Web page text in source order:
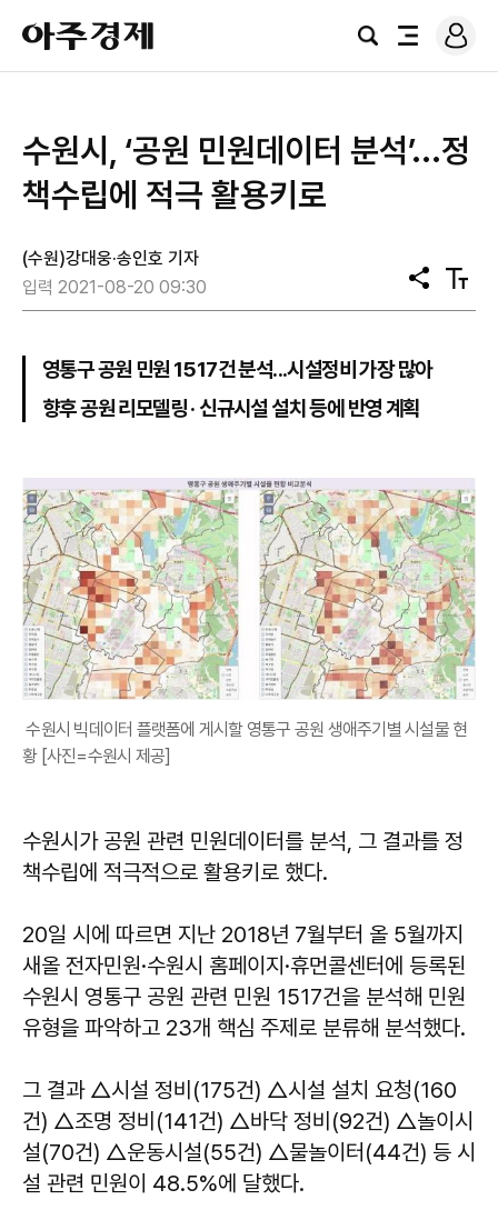
아
주
경
검
전
로
그
수원시, ‘공원 민원데이터 분석’...정
책수립에 적극 활용키로
(수원)강대웅·송인호 기자
입력 2021-08-20 09:30
공
유
텍
스
영통구 공원 민원 1517건 분석...시설정비 가장 많아
향후 공원 리모델링 · 신규시설 설치 등에 반영 계획
수원시 빅데이터 플랫폼에 게시할 영통구 공원 생애주기별 시설물 현
황 [사진=수원시 제공]
수원시가 공원 관련 민원데이터를 분석, 그 결과를 정
책수립에 적극적으로 활용키로 했다.
20일 시에 따르면 지난 2018년 7월부터 올 5월까지
새올 전자민원·수원시 홈페이지·휴먼콜센터에 등록된
수원시 영통구 공원 관련 민원 1517건을 분석해 민원
유형을 파악하고 23개 핵심 주제로 분류해 분석했다.
그 결과 △시설 정비(175건) △시설 설치 요청(160
건) △조명 정비(141건) △바닥 정비(92건) △놀이시
설(70건) △운동시설(55건) △물놀이터(44건) 등 시
설 관련 민원이 48.5%에 달했다.